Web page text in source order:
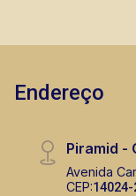
Endereço
Piramid -
Avenida
CEP:14024-